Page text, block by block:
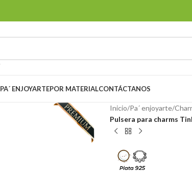
PA´ ENJOYARTEPOR MATERIALCONTÁCTANOS
Inicio/Pa´ enjoyarte/
Pulsera para charms